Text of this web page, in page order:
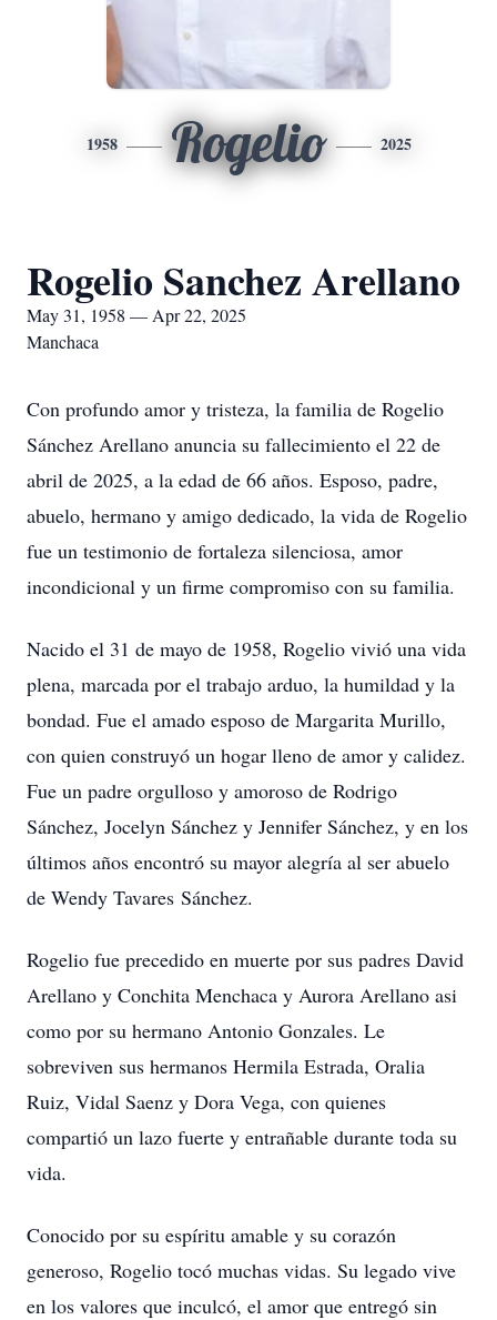
1958 Rogelio 2025
Rogelio Sanchez Arellano
May 31, 1958 — Apr 22, 2025
Manchaca
Con profundo amor y tristeza, la familia de Rogelio
Sánchez Arellano anuncia su fallecimiento el 22 de
abril de 2025, a la edad de 66 años. Esposo, padre,
abuelo, hermano y amigo dedicado, la vida de Rogelio
fue un testimonio de fortaleza silenciosa, amor
incondicional y un firme compromiso con su familia.
Nacido el 31 de mayo de 1958, Rogelio vivió una vida
plena, marcada por el trabajo arduo, la humildad y la
bondad. Fue el amado esposo de Margarita Murillo,
con quien construyó un hogar lleno de amor y calidez.
Fue un padre orgulloso y amoroso de Rodrigo
Sánchez, Jocelyn Sánchez y Jennifer Sánchez, y en los
últimos años encontró su mayor alegría al ser abuelo
de Wendy Tavares Sánchez.
Rogelio fue precedido en muerte por sus padres David
Arellano y Conchita Menchaca y Aurora Arellano asi
como por su hermano Antonio Gonzales. Le
sobreviven sus hermanos Hermila Estrada, Oralia
Ruiz, Vidal Saenz y Dora Vega, con quienes
compartió un lazo fuerte y entrañable durante toda su
vida.
Conocido por su espíritu amable y su corazón
generoso, Rogelio tocó muchas vidas. Su legado vive
en los valores que inculcó, el amor que entregó sin